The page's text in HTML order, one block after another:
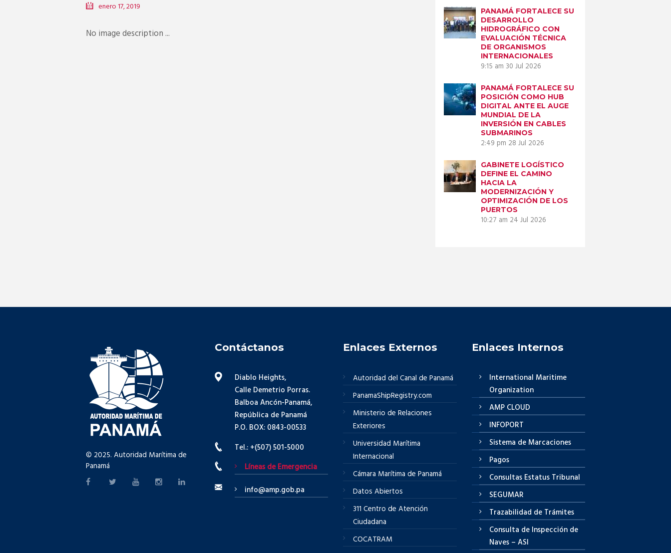
enero 17, 2019
No image description ...
PANAMÁ FORTALECE SU
DESARROLLO
HIDROGRÁFICO CON
EVALUACIÓN TÉCNICA
DE ORGANISMOS
INTERNACIONALES
9:15 am 30 Jul 2026
PANAMÁ FORTALECE SU
POSICIÓN COMO HUB
DIGITAL ANTE EL AUGE
MUNDIAL DE LA
INVERSIÓN EN CABLES
SUBMARINOS
2:49 pm 28 Jul 2026
GABINETE LOGÍSTICO
DEFINE EL CAMINO
HACIA LA
MODERNIZACIÓN Y
OPTIMIZACIÓN DE LOS
PUERTOS
10:27 am 24 Jul 2026
© 2025. Autoridad Marítima de
Panamá
Contáctanos
Diablo Heights,
Calle Demetrio Porras.
Balboa Ancón-Panamá,
República de Panamá
P.O. BOX: 0843-00533
Tel.: +(507) 501-5000
Líneas de Emergencia
info@amp.gob.pa
Enlaces Externos
Autoridad del Canal de Panamá
PanamaShipRegistry.com
Ministerio de Relaciones
Exteriores
Universidad Marítima
Internacional
Cámara Marítima de Panamá
Datos Abiertos
311 Centro de Atención
Ciudadana
COCATRAM
Enlaces Internos
International Maritime
Organization
AMP CLOUD
INFOPORT
Sistema de Marcaciones
Pagos
Consultas Estatus Tribunal
SEGUMAR
Trazabilidad de Trámites
Consulta de Inspección de
Naves – ASI